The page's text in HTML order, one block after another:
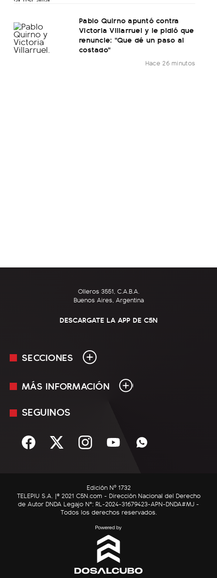
Pablo Quirno apuntó contra
Victoria Villarruel y le pidió que
renuncie: "Que dé un paso al
costado"
Hace 26 minutos
Olleros 3551, C.A.B.A.
Buenos Aires, Argentina
DESCARGATE LA APP DE C5N
SECCIONES
En Vivo
Sociedad
C5N Autos
RatingCero
MÁS INFORMACIÓN
Mediakit
Términos y condiciones
SEGUINOS
Edición Nº 1732
TELEPIU S.A. |© 2021 C5N.com - Dirección Nacional del Derecho
de Autor DNDA Legajo N°: RL-2024-31679423-APN-DNDA#MJ -
Todos los derechos reservados.